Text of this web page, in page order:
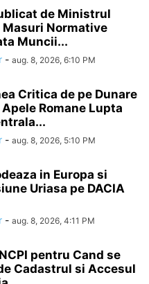
de Ministrul
Normative
Muncii...
- aug. 8, 2026, 6:10 PM
Critica de pe Dunare
Romane Lupta
- aug. 8, 2026, 5:10 PM
in Europa si
Uriasa pe DACIA
- aug. 8, 2026, 4:11 PM
pentru Cand se
Cadastrul si Accesul